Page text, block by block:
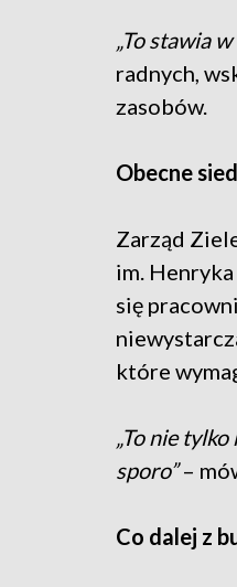
„To stawia
radnych,
zasobów.
Obecne
Zarząd
im.
się
które
„To nie
sporo”–
Co dalej z